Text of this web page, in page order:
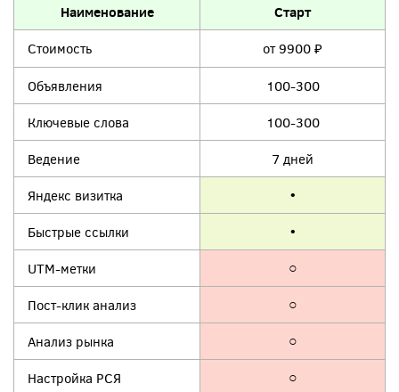
Наименование Старт
Стоимость от 9900 ₽
Объявления 100-300
Ключевые слова 100-300
Ведение 7 дней
Яндекс визитка •
Быстрые ссылки •
UTM-метки ○
Пост-клик анализ ○
Анализ рынка ○
Настройка РСЯ ○